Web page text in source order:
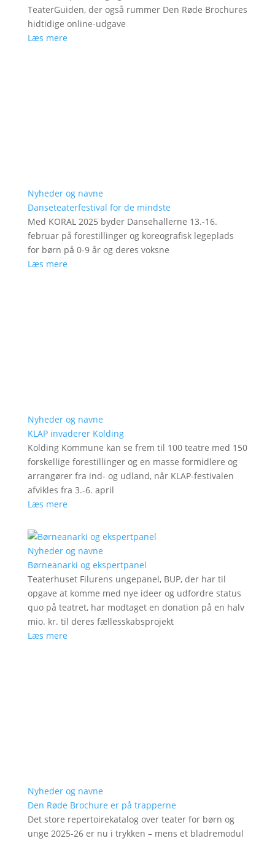
TeaterGuiden, der også rummer Den Røde Brochures
hidtidige online-udgave
Læs mere
Nyheder og navne
Danseteaterfestival for de mindste
Med KORAL 2025 byder Dansehallerne 13.-16.
februar på forestillinger og koreografisk legeplads
for børn på 0-9 år og deres voksne
Læs mere
Nyheder og navne
KLAP invaderer Kolding
Kolding Kommune kan se frem til 100 teatre med 150
forskellige forestillinger og en masse formidlere og
arrangører fra ind- og udland, når KLAP-festivalen
afvikles fra 3.-6. april
Læs mere
Nyheder og navne
Børneanarki og ekspertpanel
Teaterhuset Filurens ungepanel, BUP, der har til
opgave at komme med nye ideer og udfordre status
quo på teatret, har modtaget en donation på en halv
mio. kr. til deres fællesskabsprojekt
Læs mere
Nyheder og navne
Den Røde Brochure er på trapperne
Det store repertoirekatalog over teater for børn og
unge 2025-26 er nu i trykken – mens et bladremodul